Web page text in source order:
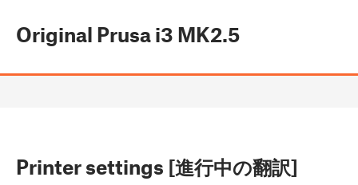
Original Prusa i3 MK2.5
Printer settings [進行中の翻訳]